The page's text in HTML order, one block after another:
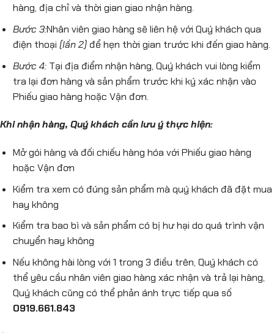
hàng, địa chỉ và thời gian giao nhận hàng.
Bước 3:Nhân viên giao hàng sẽ liên hệ với Quý khách qua
điện thoại (lần 2)để hẹn thời gian trước khi đến giao hàng.
Bước 4:Tại địa điểm nhận hàng, Quý khách vui lòng kiểm
tra lại đơn hàng và sản phẩm trước khi ký xác nhận vào
Phiếu giao hàng hoặc Vận đơn.
Khi nhận hàng, Quý khách cần lưu ý thực hiện:
Mở gói hàng và đối chiếu hàng hóa với Phiếu giao hàng
hoặc Vận đơn
Kiểm tra xem có đúng sản phẩm mà quý khách đã đặt mua
hay không
Kiểm tra bao bì và sản phẩm có bị hư hại do quá trình vận
chuyển hay không
Nếu không hài lòng với 1 trong 3 điều trên, Quý khách có
thể yêu cầu nhân viên giao hàng xác nhận và trả lại hàng,
Quý khách cũng có thể phản ánh trực tiếp qua số
0919.661.843